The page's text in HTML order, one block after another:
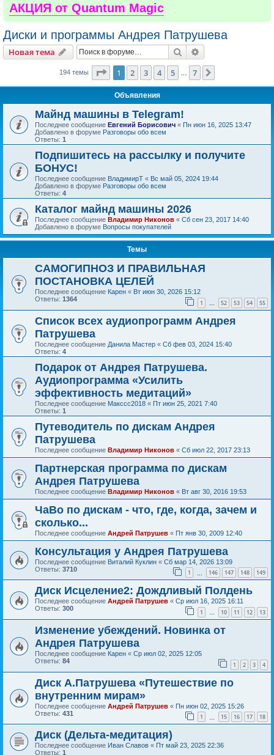
АКЦИЯ от Quantum Magic
Диски и программы Андрея Патрушева
Новая тема Поиск
194 темы Страница из
1 2 3 4 5 7
Объявления
Майнд машины в Telegram!
Последнее сообщение Евгений Борисович « Пн июн 16, 2025 13:47
Добавлено в форуме Разговоры обо всем
Ответы: 1
Подпишитесь на рассылку и получите
БОНУС!
Последнее сообщение ВладимирТ « Вс май 05, 2024 19:44
Добавлено в форуме Разговоры обо всем
Ответы: 4
Каталог майнд машины 2026
Последнее сообщение Владимир Никонов « Сб сен 23, 2017 14:40
Добавлено в форуме Вопросы покупателей
Темы
САМОГИПНОЗ И ПРАВИЛЬНАЯ
ПОСТАНОВКА ЦЕЛЕЙ
Последнее сообщение Карен « Вт июн 30, 2026 15:12
Ответы: 1364 1 … 52 53 54 55
Список всех аудиопрограмм Андрея
Патрушева
Последнее сообщение Данила Мастер « Сб фев 03, 2024 15:40
Ответы: 4
Подарок от Андрея Патрушева.
Аудиопрограмма «Усилить
эффективность медитаций»
Последнее сообщение Макссс2018 « Пт июн 25, 2021 7:40
Ответы: 1
Путеводитель по дискам Андрея
Патрушева
Последнее сообщение Владимир Никонов « Сб июл 22, 2017 23:13
Партнерская программа по дискам
Андрея Патрушева
Последнее сообщение Владимир Никонов « Вт авг 30, 2016 19:53
ЧаВо по дискам - что, где, когда, зачем и
сколько...
Последнее сообщение Андрей Патрушев « Пт янв 30, 2009 12:40
Консультация у Андрея Патрушева
Последнее сообщение Виталий Куклин « Сб мар 14, 2026 13:09
Ответы: 3710 1 146 147 148 149
Диск Исцеление2: Дождливый Полдень
Последнее сообщение Андрей Патрушев « Ср июл 16, 2025 16:11
Ответы: 300 1 … 10 11 12 13
Изменение убеждений. Новинка от
Андрея Патрушева
Последнее сообщение Карен « Ср июл 02, 2025 12:05
Ответы: 84 1 2 3 4
Диск А.Патрушева «Путешествие по
внутренним мирам»
Последнее сообщение Андрей Патрушев « Пн июн 02, 2025 15:26
Ответы: 431 1 15 16 17 18
Диск (Дельта-медитация)
Последнее сообщение Иван Славов « Пт май 23, 2025 22:36
Ответы: 1